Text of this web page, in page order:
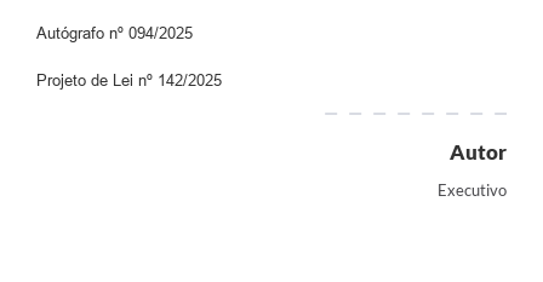
Autógrafo nº 094/2025
Projeto de Lei nº 142/2025
Autor
Executivo